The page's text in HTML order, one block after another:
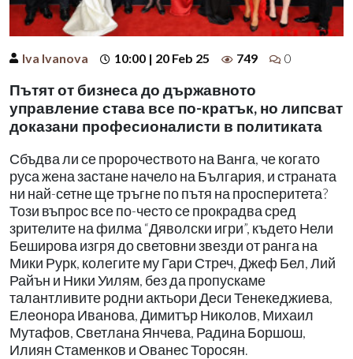
Iva Ivanova 10:00 | 20 Feb 25 749 0
Пътят от бизнеса до държавното
управление става все по-кратък, но липсват
доказани професионалисти в политиката
Сбъдва ли се пророчеството на Ванга, че когато
руса жена застане начело на България, и страната
ни най-сетне ще тръгне по пътя на просперитета?
Този въпрос все по-често се прокрадва сред
зрителите на филма “Дяволски игри”, където Нели
Беширова изгря до световни звезди от ранга на
Мики Рурк, колегите му Гари Стреч, Джеф Бел, Лий
Райън и Ники Уилям, без да пропускаме
талантливите родни актьори Деси Тенекеджиева,
Елеонора Иванова, Димитър Николов, Михаил
Мутафов, Светлана Янчева, Радина Боршош,
Илиян Стаменков и Ованес Торосян.